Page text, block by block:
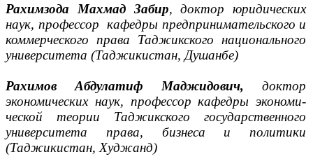
Рахимзода Махмад Забир,доктор юридических
наук, профессор кафедры предпринимательского и
коммерческого права Таджикского национального
университета (Таджикистан, Душанбе)
Рахимов Абдулатиф Маджидович,доктор
экономических наук, профес­сор кафедры экономи­
ческой теории Таджикского государственного
университета права, бизнеса и политики
(Таджикистан, Худжанд)